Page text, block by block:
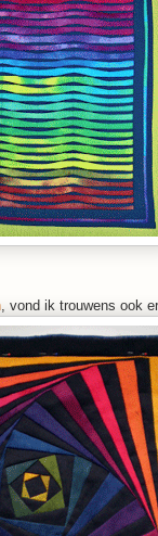
, vond ik trouwens ook